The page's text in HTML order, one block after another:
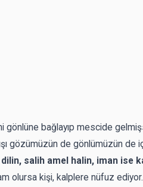
gönlüne bağlayıp mescide
gözümüzün de gönlümüzün de
salih amel halin, iman ise
olursa kişi, kalplere nüfuz